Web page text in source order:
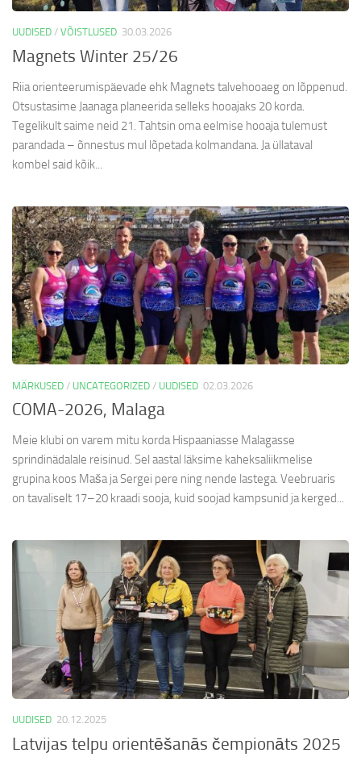
UUDISED / VÕISTLUSED 30.03.2026
Magnets Winter 25/26
Riia orienteerumispäevade ehk Magnets talvehooaeg on lõppenud.
Otsustasime Jaanaga planeerida selleks hooajaks 20 korda.
Tegelikult saime neid 21. Tahtsin oma eelmise hooaja tulemust
parandada – õnnestus mul lõpetada kolmandana. Ja üllataval
kombel said kõik...
MÄRKUSED / UNCATEGORIZED / UUDISED 02.03.2026
COMA-2026, Malaga
Meie klubi on varem mitu korda Hispaaniasse Malagasse
sprindinädalale reisinud. Sel aastal läksime kaheksaliikmelise
grupina koos Maša ja Sergei pere ning nende lastega. Veebruaris
on tavaliselt 17–20 kraadi sooja, kuid soojad kampsunid ja kerged...
UUDISED 20.12.2025
Latvijas telpu orientēšanās čempionāts 2025